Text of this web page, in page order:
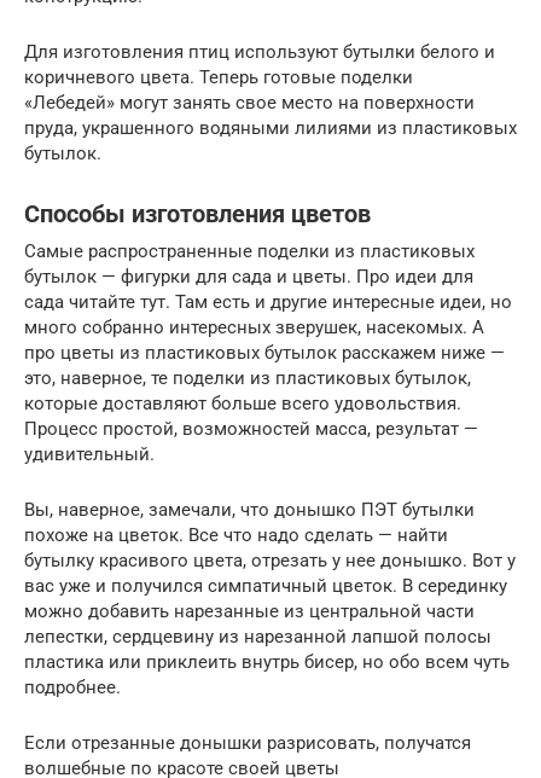
Для изготовления птиц используют бутылки белого и
коричневого цвета. Теперь готовые поделки
«Лебедей» могут занять свое место на поверхности
пруда, украшенного водяными лилиями из пластиковых
бутылок.
Способы изготовления цветов
Самые распространенные поделки из пластиковых
бутылок — фигурки для сада и цветы. Про идеи для
сада читайте тут. Там есть и другие интересные идеи, но
много собранно интересных зверушек, насекомых. А
про цветы из пластиковых бутылок расскажем ниже —
это, наверное, те поделки из пластиковых бутылок,
которые доставляют больше всего удовольствия.
Процесс простой, возможностей масса, результат —
удивительный.
Вы, наверное, замечали, что донышко ПЭТ бутылки
похоже на цветок. Все что надо сделать — найти
бутылку красивого цвета, отрезать у нее донышко. Вот у
вас уже и получился симпатичный цветок. В серединку
можно добавить нарезанные из центральной части
лепестки, сердцевину из нарезанной лапшой полосы
пластика или приклеить внутрь бисер, но обо всем чуть
подробнее.
Если отрезанные донышки разрисовать, получатся
волшебные по красоте своей цветы